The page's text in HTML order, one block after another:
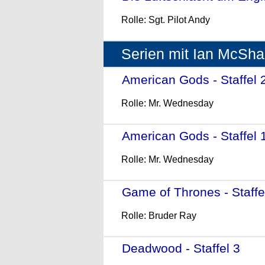
Rolle: Sgt. Pilot Andy
Serien mit Ian
American Gods - Staffel
Rolle: Mr. Wednesday
American Gods - Staffel 1
Rolle: Mr. Wednesday
Game of Thrones -
Rolle: Bruder Ray
Deadwood - Staffel 3